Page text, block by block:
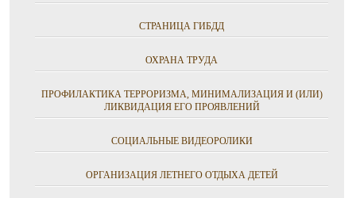
СТРАНИЦА ГИБДД
ОХРАНА ТРУДА
ПРОФИЛАКТИКА ТЕРРОРИЗМА, МИНИМАЛИЗАЦИЯ И (ИЛИ)
ЛИКВИДАЦИЯ ЕГО ПРОЯВЛЕНИЙ
СОЦИАЛЬНЫЕ ВИДЕОРОЛИКИ
ОРГАНИЗАЦИЯ ЛЕТНЕГО ОТДЫХА ДЕТЕЙ